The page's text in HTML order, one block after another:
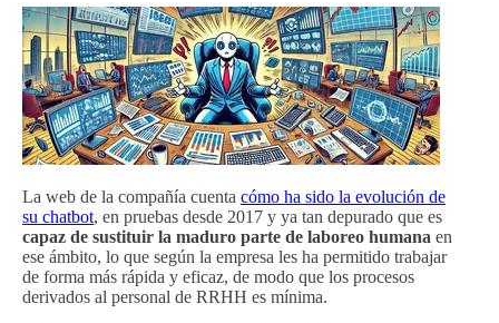
La web de la compañía cuenta cómo ha sido la evolución de
su chatbot, en pruebas desde 2017 y ya tan depurado que es
capaz de sustituir la maduro parte de laboreo humana en
ese ámbito, lo que según la empresa les ha permitido trabajar
de forma más rápida y eficaz, de modo que los procesos
derivados al personal de RRHH es mínima.